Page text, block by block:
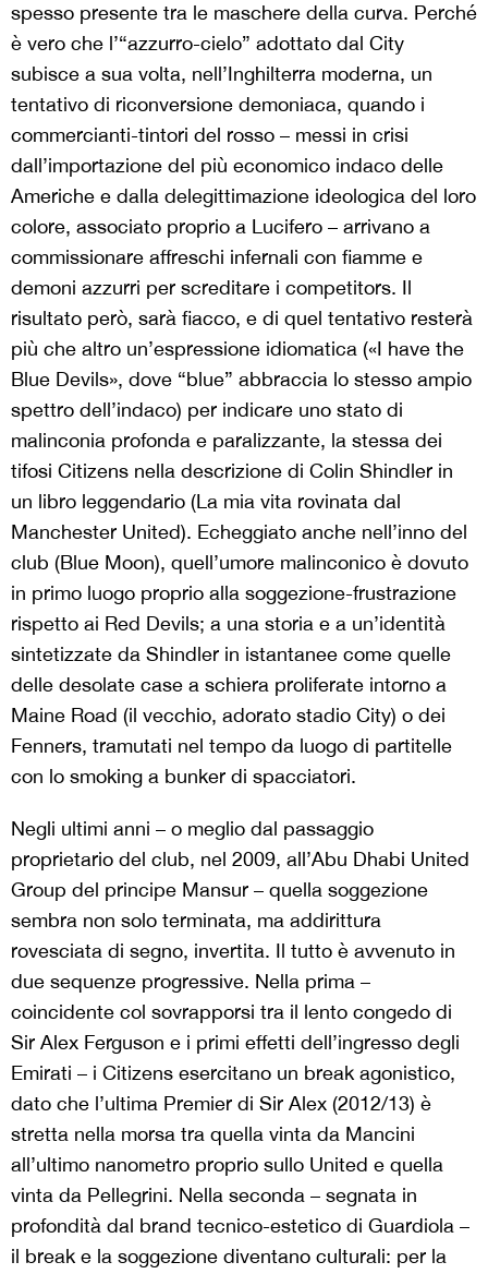
spesso presente tra le maschere della curva. Perché
è vero che l’“azzurro-cielo” adottato dal City
subisce a sua volta, nell’Inghilterra moderna, un
tentativo di riconversione demoniaca, quando i
commercianti-tintori del rosso – messi in crisi
dall’importazione del più economico indaco delle
Americhe e dalla delegittimazione ideologica del loro
colore, associato proprio a Lucifero – arrivano a
commissionare affreschi infernali con fiamme e
demoni azzurri per screditare i competitors. Il
risultato però, sarà fiacco, e di quel tentativo resterà
più che altro un’espressione idiomatica («I have the
Blue Devils», dove “blue” abbraccia lo stesso ampio
spettro dell’indaco) per indicare uno stato di
malinconia profonda e paralizzante, la stessa dei
tifosi Citizens nella descrizione di Colin Shindler in
un libro leggendario (La mia vita rovinata dal
Manchester United). Echeggiato anche nell’inno del
club (Blue Moon), quell’umore malinconico è dovuto
in primo luogo proprio alla soggezione-frustrazione
rispetto ai Red Devils; a una storia e a un’identità
sintetizzate da Shindler in istantanee come quelle
delle desolate case a schiera proliferate intorno a
Maine Road (il vecchio, adorato stadio City) o dei
Fenners, tramutati nel tempo da luogo di partitelle
con lo smoking a bunker di spacciatori.
Negli ultimi anni – o meglio dal passaggio
proprietario del club, nel 2009, all’Abu Dhabi United
Group del principe Mansur – quella soggezione
sembra non solo terminata, ma addirittura
rovesciata di segno, invertita. Il tutto è avvenuto in
due sequenze progressive. Nella prima –
coincidente col sovrapporsi tra il lento congedo di
Sir Alex Ferguson e i primi effetti dell’ingresso degli
Emirati – i Citizens esercitano un break agonistico,
dato che l’ultima Premier di Sir Alex (2012/13) è
stretta nella morsa tra quella vinta da Mancini
all’ultimo nanometro proprio sullo United e quella
vinta da Pellegrini. Nella seconda – segnata in
profondità dal brand tecnico-estetico di Guardiola –
il break e la soggezione diventano culturali: per la